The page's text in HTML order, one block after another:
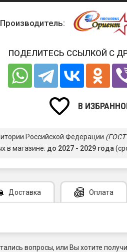
Производитель:
ПОДЕЛИТЕСЬ ССЫЛКОЙ С
В
Российской Федерации (ГОСТ
в магазине: до 2027 - 2029 года
Доставка Оплата
вопросы, или Вы хотите